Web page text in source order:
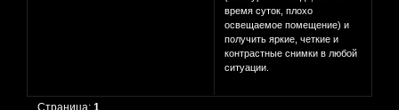
время суток, плохо
освещаемое помещение) и
получить яркие, четкие и
контрастные снимки в любой
ситуации.
Страница:1